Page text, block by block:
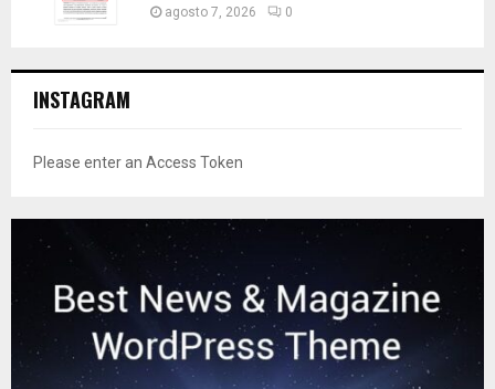
agosto 7, 2026 0
INSTAGRAM
Please enter an Access Token